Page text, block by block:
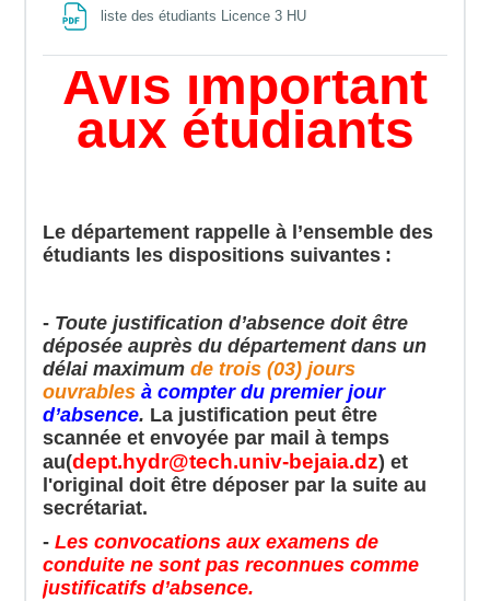
liste des étudiants Licence 3 HU
Avis important
aux étudiants
Le département rappelle à l’ensemble des
étudiants les dispositions suivantes :
- Toute justification d’absence doit être
déposée auprès du département dans un
délai maximum de trois (03) jours
ouvrables à compter du premier jour
d’absence. La justification peut être
scannée et envoyée par mail à temps
au(dept.hydr@tech.univ-bejaia.dz) et
l'original doit être déposerpar la suite au
secrétariat.
- Les convocations aux examens de
conduite ne sont pas reconnues comme
justificatifs d’absence.